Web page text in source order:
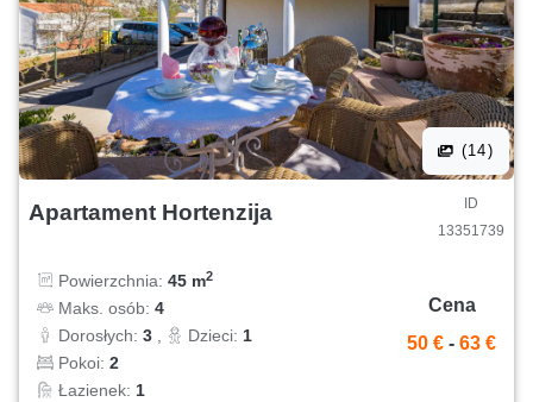
(14)
Apartament Hortenzija
ID
13351739
Powierzchnia: 45 m2
Maks. osób: 4
Dorosłych: 3 Dzieci: 1
Pokoi: 2
Łazienek: 1
Cena
50 € - 63 €